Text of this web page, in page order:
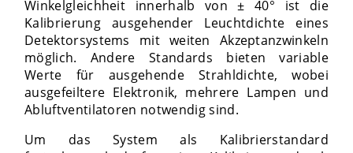
Winkelgleichheit innerhalb von ± 40° ist die
Kalibrierung ausgehender Leuchtdichte eines
Detektorsystems mit weiten Akzeptanzwinkeln
möglich. Andere Standards bieten variable
Werte für ausgehende Strahldichte, wobei
ausgefeiltere Elektronik, mehrere Lampen und
Abluftventilatoren notwendig sind.
Um das System als Kalibrierstandard